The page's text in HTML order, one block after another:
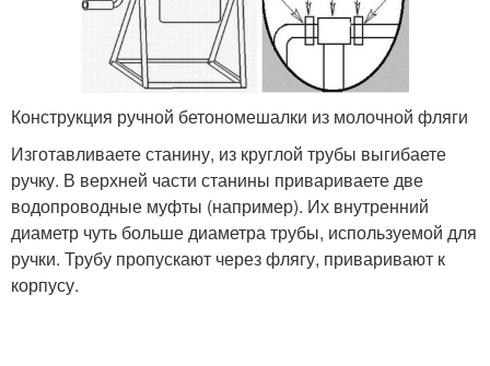
Конструкция ручной бетономешалки из молочной фляги
Изготавливаете станину, из круглой трубы выгибаете
ручку. В верхней части станины привариваете две
водопроводные муфты (например). Их внутренний
диаметр чуть больше диаметра трубы, используемой для
ручки. Трубу пропускают через флягу, приваривают к
корпусу.